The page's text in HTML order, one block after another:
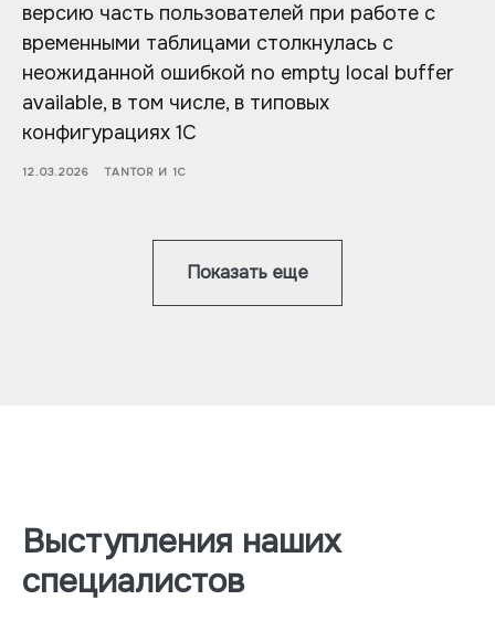
версию часть пользователей при работе с
временными таблицами столкнулась с
неожиданной ошибкой no empty local buffer
available, в том числе, в типовых
конфигурациях 1С
12.03.2026 TANTOR И 1С
Показать еще
Выступления наших
специалистов